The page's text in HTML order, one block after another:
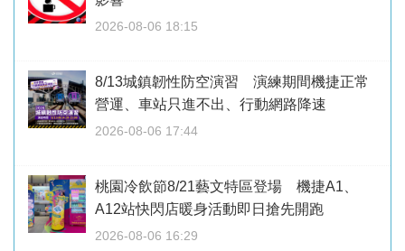
2026-08-06 18:15
8/13城鎮韌性防空演習 演練期間機捷正常
營運、車站只進不出、行動網路降速
2026-08-06 17:44
桃園冷飲節8/21藝文特區登場 機捷A1、
A12站快閃店暖身活動即日搶先開跑
2026-08-06 16:29